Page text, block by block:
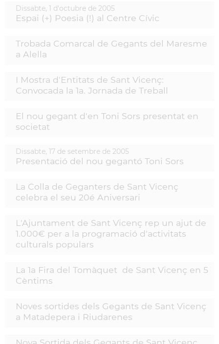
Dissabte, 1 d'octubre de 2005
Espai (+) Poesia (!) al Centre Cívic
Trobada Comarcal de Gegants del Maresme
a Alella
I Mostra d'Entitats de Sant Vicenç:
Convocada la 1a. Jornada de Treball
El nou gegant d'en Toni Sors presentat en
societat
Dissabte, 17 de setembre de 2005
Presentació del nou gegantó Toni Sors
La Colla de Geganters de Sant Vicenç
celebra el seu 20é Aniversari
L'Ajuntament de Sant Vicenç rep un ajut de
1.000€ per a la programació d'activitats
culturals populars
La 1a Fira del Tomàquet de Sant Vicenç en 5
Cèntims
Noves sortides dels Gegants de Sant Vicenç
a Matadepera i Riudarenes